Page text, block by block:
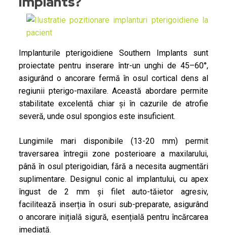
Implanturile pterigoidiene Southern Implants sunt
proiectate pentru inserare într-un unghi de 45–60°,
asigurând o ancorare fermă în osul cortical dens al
regiunii pterigo-maxilare. Această abordare permite
stabilitate excelentă chiar și în cazurile de atrofie
severă, unde osul spongios este insuficient.
Lungimile mari disponibile (13-20 mm) permit
traversarea întregii zone posterioare a maxilarului,
până în osul pterigoidian, fără a necesita augmentări
suplimentare. Designul conic al implantului, cu apex
îngust de 2 mm și filet auto-tăietor agresiv,
facilitează inserția în osuri sub-preparate, asigurând
o ancorare inițială sigură, esențială pentru încărcarea
imediată.